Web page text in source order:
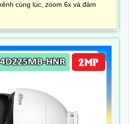
cùng lúc, zoom 6x và đàm